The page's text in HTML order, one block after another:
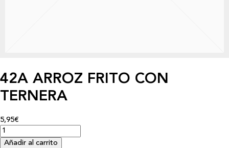
42A ARROZ FRITO CON
TERNERA
5,95€
Añadir al carrito